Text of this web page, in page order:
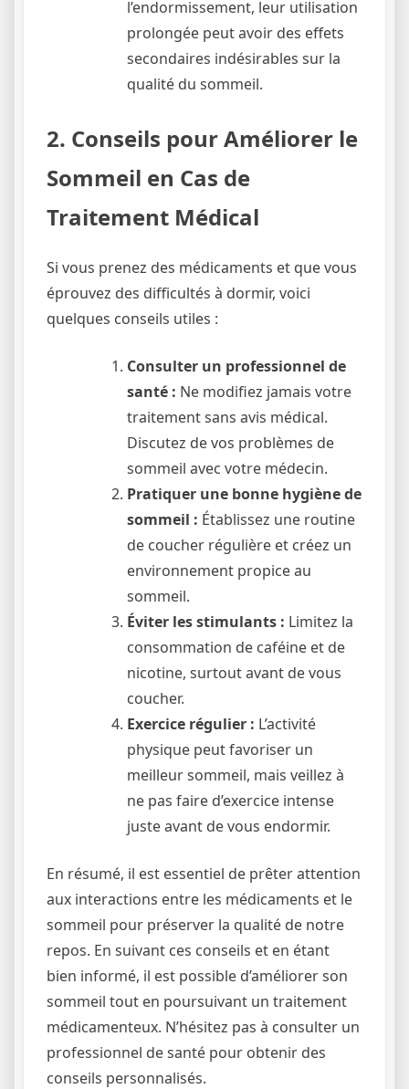
l’endormissement, leur utilisation
prolongée peut avoir des effets
secondaires indésirables sur la
qualité du sommeil.
2. Conseils pour Améliorer le
Sommeil en Cas de
Traitement Médical
Si vous prenez des médicaments et que vous
éprouvez des difficultés à dormir, voici
quelques conseils utiles :
Consulter un professionnel de
santé : Ne modifiez jamais votre
traitement sans avis médical.
Discutez de vos problèmes de
sommeil avec votre médecin.
Pratiquer une bonne hygiène de
sommeil : Établissez une routine
de coucher régulière et créez un
environnement propice au
sommeil.
Éviter les stimulants : Limitez la
consommation de caféine et de
nicotine, surtout avant de vous
coucher.
Exercice régulier : L’activité
physique peut favoriser un
meilleur sommeil, mais veillez à
ne pas faire d’exercice intense
juste avant de vous endormir.
En résumé, il est essentiel de prêter attention
aux interactions entre les médicaments et le
sommeil pour préserver la qualité de notre
repos. En suivant ces conseils et en étant
bien informé, il est possible d’améliorer son
sommeil tout en poursuivant un traitement
médicamenteux. N’hésitez pas à consulter un
professionnel de santé pour obtenir des
conseils personnalisés.